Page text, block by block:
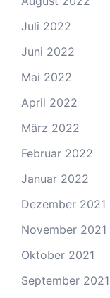
Juli 2022
Juni 2022
Mai 2022
April 2022
März 2022
Februar 2022
Januar 2022
Dezember 2021
November 2021
Oktober 2021
September 2021